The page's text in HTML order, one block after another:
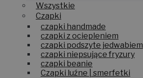
Wszystkie
Czapki
czapki handmade
czapki z ociepleniem
czapki podszyte jedwabiem
czapki niepsujące fryzury
czapki beanie
Czapki luźne | smerfetki